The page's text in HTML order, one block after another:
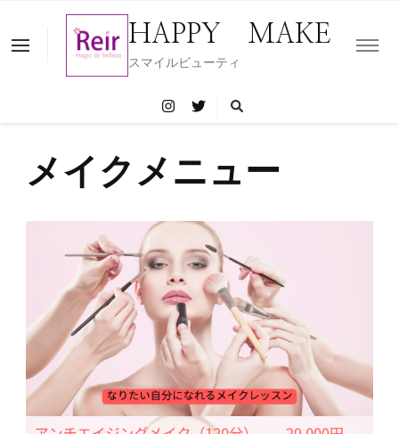
HAPPY MAKE
スマイルビューティ
メイクメニュー